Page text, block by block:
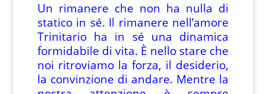
Un rimanere che non ha nulla di
statico in sé. Il rimanere nell’amore
Trinitario ha in sé una dinamica
formidabile di vita. È nello stare che
noi ritroviamo la forza, il desiderio,
la convinzione di andare. Mentre la